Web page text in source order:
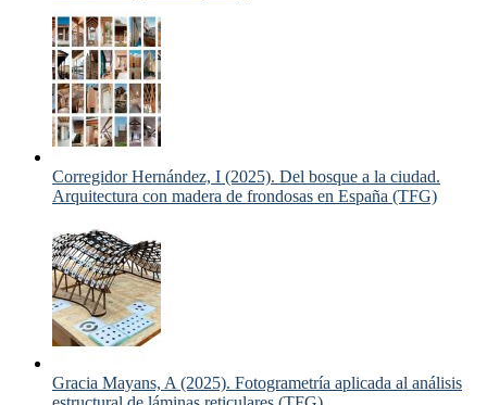
Corregidor Hernández, I (2025). Del bosque a la ciudad.
Arquitectura con madera de frondosas en España (TFG)
Gracia Mayans, A (2025). Fotogrametría aplicada al análisis